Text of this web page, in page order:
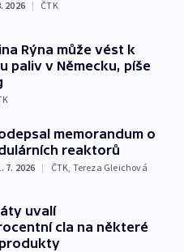
2026 | ČTK
Rýna může vést k
paliv v Německu, píše
memorandum o
reaktorů
7. 2026 | ČTK Tereza Gleichová
uvalí
cla na některé